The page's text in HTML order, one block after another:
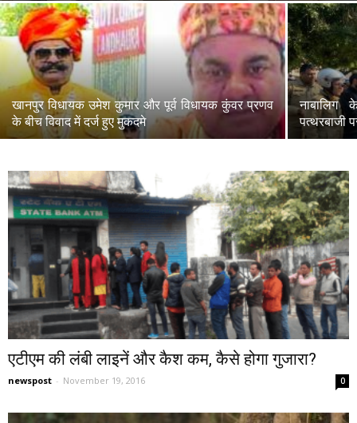
खानपुर विधायक उमेश कुमार और पूर्व विधायक कुंवर प्रणव
के बीच विवाद में दर्ज हुए मुकदमे
नाबालिग
पत्थरबाजी
एटीएम की लंबी लाइनें और कैश कम, कैसे होगा गुजारा?
newspost - November 19, 2016 0